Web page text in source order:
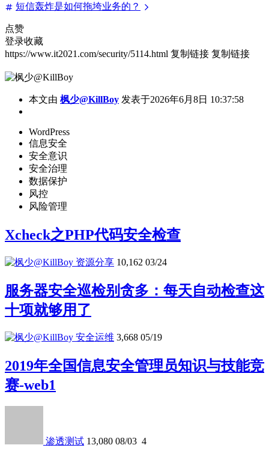
短信轰炸是如何拖垮业务的？
点赞
登录收藏
https://www.it2021.com/security/5114.html 复制链接 复制链接
本文由 枫少@KillBoy 发表于2026年6月8日 10:37:58
WordPress
信息安全
安全意识
安全治理
数据保护
风控
风险管理
Xcheck之PHP代码安全检查
资源分享 10,162 03/24
服务器安全巡检别贪多：每天自动检查这
十项就够用了
安全运维 3,668 05/19
2019年全国信息安全管理员知识与技能竞
赛-web1
渗透测试 13,080 08/03 4